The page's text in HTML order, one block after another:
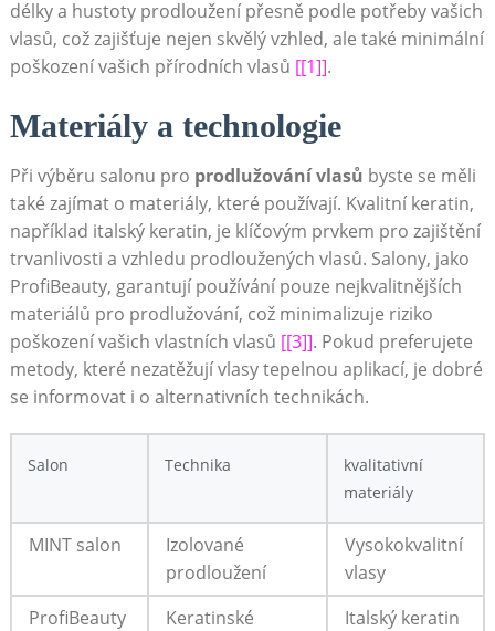
délky a hustoty prodloužení přesně podle potřeby vašich
vlasů, což zajišťuje nejen skvělý vzhled, ale také minimální
poškození vašich přírodních vlasů [[1]].
Materiály a technologie
Při výběru salonu pro prodlužování vlasů byste se měli
také zajímat o materiály, které používají. Kvalitní keratin,
například italský keratin, je klíčovým prvkem pro zajištění
trvanlivosti a vzhledu prodloužených vlasů. Salony, jako
ProfiBeauty, garantují používání pouze nejkvalitnějších
materiálů pro prodlužování, což minimalizuje riziko
poškození vašich vlastních vlasů [[3]]. Pokud preferujete
metody, které nezatěžují vlasy tepelnou aplikací, je dobré
se informovat i o alternativních technikách.
Salon Technika
kvalitativní
materiály
MINT salon
Izolované
prodloužení
Vysokokvalitní
vlasy
ProfiBeauty
Keratinské
Italský keratin